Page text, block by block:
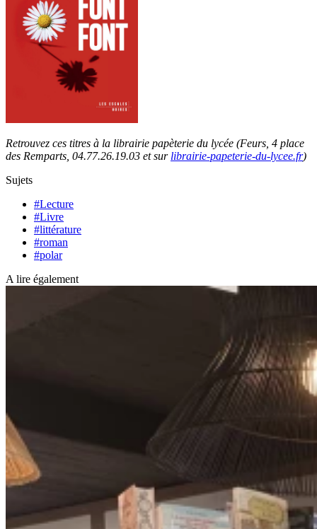
Retrouvez ces titres à la librairie papèterie du lycée (Feurs, 4 place
des Remparts, 04.77.26.19.03 et sur librairie-papeterie-du-lycee.fr)
Sujets
#Lecture
#Livre
#littérature
#roman
#polar
A lire également